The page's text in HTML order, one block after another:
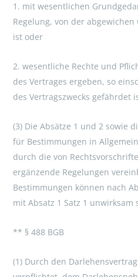
1. mit wesentlichen
Regelung, von der
ist oder
2. wesentliche Rechte und
des Vertrages ergeben, so
des Vertragszwecks gefährdet
(3) Die Absätze 1 und 2 sowie
für Bestimmungen in
durch die von
ergänzende Regelungen
Bestimmungen können nach
mit Absatz 1 Satz 1 unwirksam
** § 488 BGB
(1) Durch den